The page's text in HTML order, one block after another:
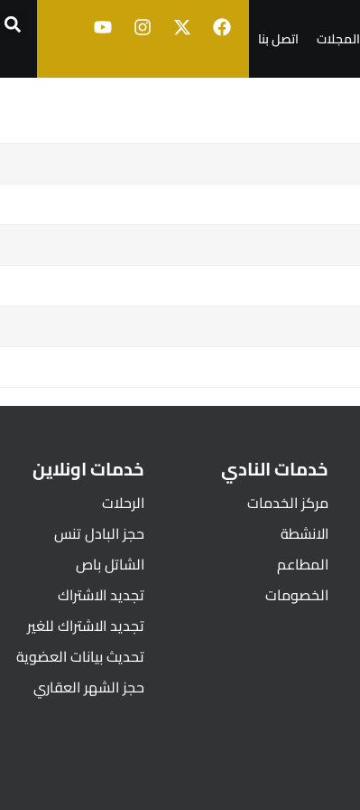
المجلات اتصل بنا
خدمات النادي
مركز الخدمات
الانشطة
المطاعم
الخصومات
خدمات اونلاين
الرحلات
حجز البادل تنس
الشاتل باص
تجديد الاشتراك
تجديد الاشتراك للغير
تحديث بيانات العضوية
حجز الشهر العقاري